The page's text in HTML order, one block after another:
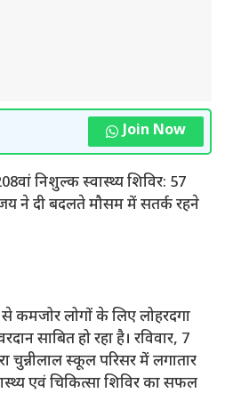
Join Now
निशुल्क स्वास्थ्य शिविर: 57
ने दी बदलते मौसम में सतर्क रहने
लोगों के लिए लोहरदगा
साबित हो रहा है। रविवार, 7
चुन्नीलाल स्कूल परिसर में लगातार
एवं चिकित्सा शिविर का सफल